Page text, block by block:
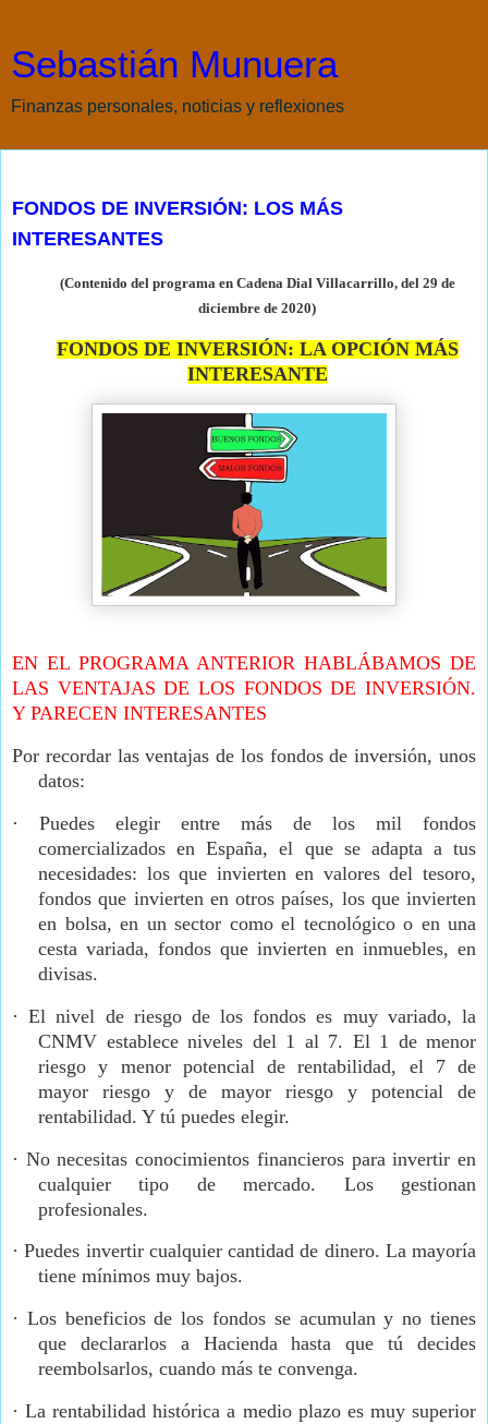
Sebastián Munuera
Finanzas personales, noticias y reflexiones
FONDOS DE INVERSIÓN: LOS MÁS
INTERESANTES
(Contenido del programa en Cadena Dial Villacarrillo, del 29 de
diciembre de 2020)
FONDOS DE INVERSIÓN: LA OPCIÓN MÁS
INTERESANTE
EN EL PROGRAMA ANTERIOR HABLÁBAMOS DE
LAS VENTAJAS DE LOS FONDOS DE INVERSIÓN.
Y PARECEN INTERESANTES
Por recordar las ventajas de los fondos de inversión, unos
datos:
·
Puedes elegir entre más de los mil fondos
comercializados en España, el que se adapta a tus
necesidades: los que invierten en valores del tesoro,
fondos que invierten en otros países, los que invierten
en bolsa, en un sector como el tecnológico o en una
cesta variada, fondos que invierten en inmuebles, en
divisas.
· El nivel de riesgo de los fondos es muy variado, la
CNMV establece niveles del 1 al 7. El 1 de menor
riesgo y menor potencial de rentabilidad, el 7 de
mayor riesgo y de mayor riesgo y potencial de
rentabilidad. Y tú puedes elegir.
· No necesitas conocimientos financieros para invertir en
cualquier tipo de mercado. Los gestionan
profesionales.
· Puedes invertir cualquier cantidad de dinero. La mayoría
tiene mínimos muy bajos.
· Los beneficios de los fondos se acumulan y no tienes
que declararlos a Hacienda hasta que tú decides
reembolsarlos, cuando más te convenga.
· La rentabilidad histórica a medio plazo es muy superior